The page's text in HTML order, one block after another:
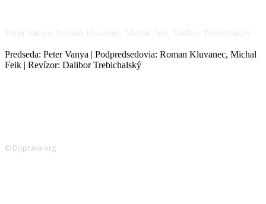
Predseda: Peter Vanya | Podpredsedovia: Roman Kluvanec, Michal
Feik | Revízor: Dalibor Trebichalský
© Doprava.org